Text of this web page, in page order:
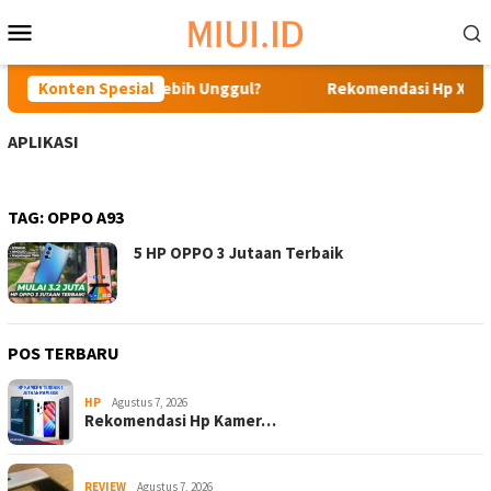
ke
kontenMobile
Konten Spesial
C48, Mana Lebih Unggul? Rekomendasi Hp
APLIKASI
TAG: OPPO A93
5 HP OPPO 3 Jutaan Terbaik
POS TERBARU
HP Agustus 7, 2026
Rekomendasi Hp Kamer…
REVIEW Agustus 7, 2026